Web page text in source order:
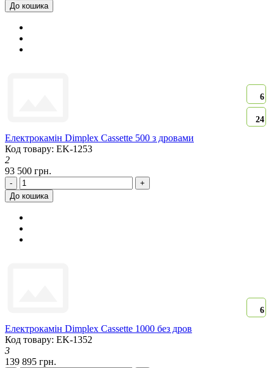
До кошика
6
24
Електрокамін Dimplex Cassette 500 з дровами
Код товару: EK-1253
2
93 500 грн.
-
+
До кошика
6
Електрокамін Dimplex Cassette 1000 без дров
Код товару: EK-1352
3
139 895 грн.